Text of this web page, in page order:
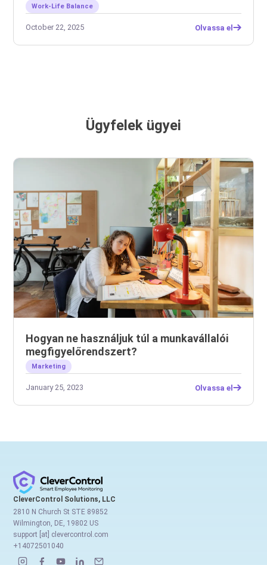
Work-Life Balance
October 22, 2025 Olvassa el
Ügyfelek ügyei
Hogyan ne használjuk túl a munkavállalói
megfigyelőrendszert?
Marketing
January 25, 2023 Olvassa el
CleverControl Solutions, LLC
2810 N Church St STE 89852
Wilmington, DE, 19802 US
support [at] clevercontrol.com
+14072501040